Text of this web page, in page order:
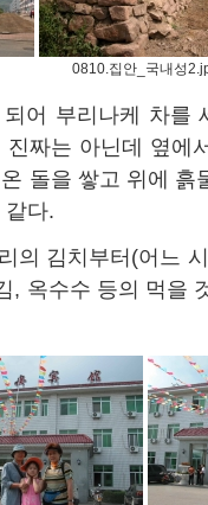
0810.집안_국내성
어 부리나케 차를
짜는 아닌데 옆에
돌을 쌓고 위에 흙
같다.
의 김치부터(어느
, 옥수수 등의 먹을